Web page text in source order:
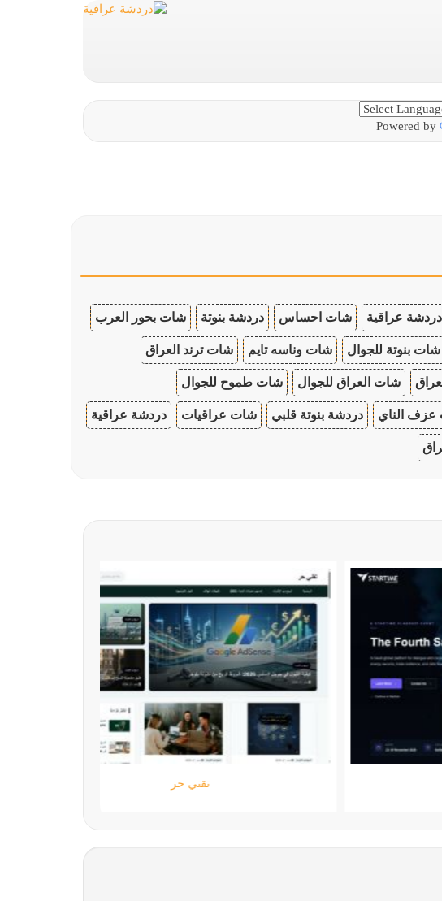
Powered by
دردشة عراقية شات احساس دردشة بنوتة شات بحور العرب
شات بنوتة للجوال شات وناسه تايم شات ترند العراق
شات العراق للجوال شات طموح للجوال
الناي دردشة بنوتة قلبي شات عراقيات دردشة عراقية